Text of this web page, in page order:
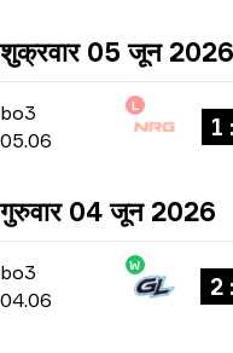
शुक्रवार 05 जून 2026
bo3
bo3
05.06
L
1
गुरुवार 04 जून 2026
bo3
bo3
04.06
W
2